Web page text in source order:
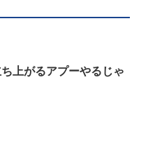
上がるアプーやるじゃ